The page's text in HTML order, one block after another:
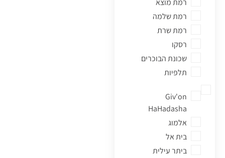
רמת מוצא
רמת שלמה
רמת שרת
רסקו
שכונת הבוכרים
תלפיות
Giv'on
HaHadasha
אלמוג
בית אל
ביתר עילית
פסגת זאב
קרית היובל
רוממה
רחביה
רמות
רמת אשכול
רמת דניה